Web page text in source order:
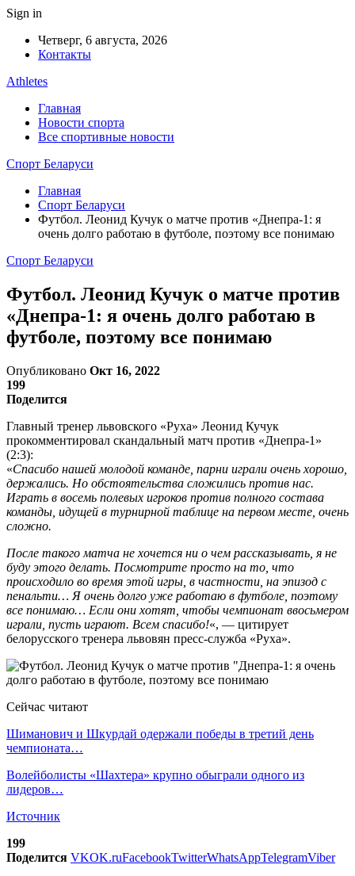
Sign in
Четверг, 6 августа, 2026
Контакты
Athletes
Главная
Новости спорта
Все спортивные новости
Спорт Беларуси
Главная
Спорт Беларуси
Футбол. Леонид Кучук о матче против «Днепра-1: я
очень долго работаю в футболе, поэтому все понимаю
Спорт Беларуси
Футбол. Леонид Кучук о матче против
«Днепра-1: я очень долго работаю в
футболе, поэтому все понимаю
Опубликовано Окт 16, 2022
199
Поделится
Главный тренер львовского «Руха» Леонид Кучук
прокомментировал скандальный матч против «Днепра-1»
(2:3):
«Спасибо нашей молодой команде, парни играли очень хорошо,
держались. Но обстоятельства сложились против нас.
Играть в восемь полевых игроков против полного состава
команды, идущей в турнирной таблице на первом месте, очень
сложно.
После такого матча не хочется ни о чем рассказывать, я не
буду этого делать. Посмотрите просто на то, что
происходило во время этой игры, в частности, на эпизод с
пенальти… Я очень долго уже работаю в футболе, поэтому
все понимаю… Если они хотят, чтобы чемпионат ввосьмером
играли, пусть играют. Всем спасибо!«, — цитирует
белорусского тренера львовян пресс-служба «Руха».
Сейчас читают
Шиманович и Шкурдай одержали победы в третий день
чемпионата…
Волейболисты «Шахтера» крупно обыграли одного из
лидеров…
Источник
199
Поделится VKOK.ruFacebookTwitterWhatsAppTelegramViber